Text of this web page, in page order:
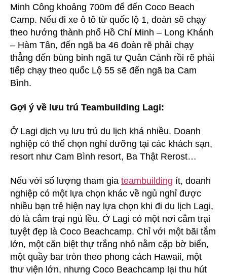
Minh Công khoảng 700m để đến Coco Beach
Camp. Nếu đi xe ô tô từ quốc lộ 1, đoàn sẽ chạy
theo hướng thành phố Hồ Chí Minh – Long Khánh
– Hàm Tân, đến ngã ba 46 đoàn rẽ phải chạy
thẳng đến bùng binh ngã tư Quân Cảnh rồi rẽ phải
tiếp chạy theo quốc Lộ 55 sẽ đến ngã ba Cam
Bình.
Gợi ý về lưu trú Teambuilding Lagi:
Ở Lagi dịch vụ lưu trú du lịch khá nhiều. Doanh
nghiệp có thể chọn nghỉ dưỡng tại các khách sạn,
resort như Cam Bình resort, Ba Thật Rerost…
Nếu với số lượng tham gia teambuilding ít, doanh
nghiệp có một lựa chọn khác về ngủ nghỉ được
nhiều bạn trẻ hiện nay lựa chọn khi đi du lịch Lagi,
đó là cắm trại ngủ lều. Ở Lagi có một nơi cắm trại
tuyệt đẹp là Coco Beachcamp. Chỉ với một bãi tắm
lớn, một căn biệt thự trắng nhỏ nằm cặp bờ biển,
một quầy bar tròn theo phong cách Hawaii, một
thư viện lớn, nhưng Coco Beachcamp lại thu hút